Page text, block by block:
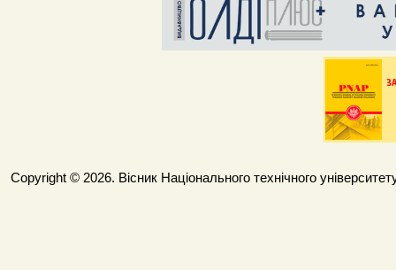
Copyright © 2026. Вісник Національного технічного